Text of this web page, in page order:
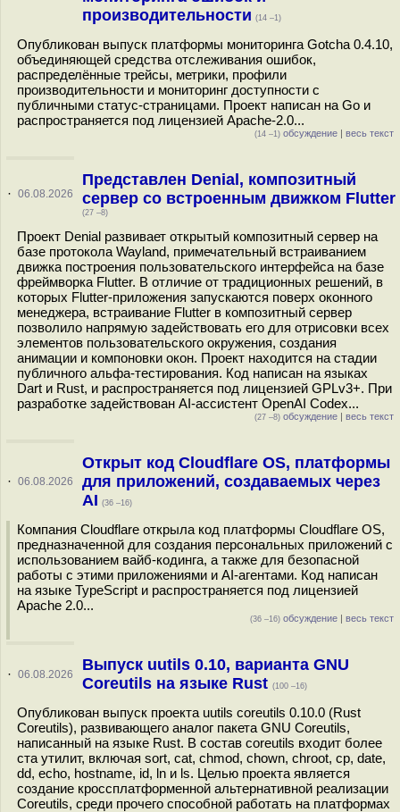
производительности (14 –1)
Опубликован выпуск платформы мониторинга Gotcha 0.4.10,
объединяющей средства отслеживания ошибок,
распределённые трейсы, метрики, профили
производительности и мониторинг доступности с
публичными статус-страницами. Проект написан на Go и
распространяется под лицензией Apache-2.0...
(14 –1) обсуждение | весь текст
· 06.08.2026
Представлен Denial, композитный
сервер со встроенным движком Flutter
(27 –8)
Проект Denial развивает открытый композитный сервер на
базе протокола Wayland, примечательный встраиванием
движка построения пользовательского интерфейса на базе
фреймворка Flutter. В отличие от традиционных решений, в
которых Flutter-приложения запускаются поверх оконного
менеджера, встраивание Flutter в композитный сервер
позволило напрямую задействовать его для отрисовки всех
элементов пользовательского окружения, создания
анимации и компоновки окон. Проект находится на стадии
публичного альфа-тестирования. Код написан на языках
Dart и Rust, и распространяется под лицензией GPLv3+. При
разработке задействован AI-ассистент OpenAI Codex...
(27 –8) обсуждение | весь текст
· 06.08.2026
Открыт код Cloudflare OS, платформы
для приложений, создаваемых через
AI (36 –16)
Компания Cloudflare открыла код платформы Cloudflare OS,
предназначенной для создания персональных приложений с
использованием вайб-кодинга, а также для безопасной
работы с этими приложениями и AI-агентами. Код написан
на языке TypeScript и распространяется под лицензией
Apache 2.0...
(36 –16) обсуждение | весь текст
· 06.08.2026
Выпуск uutils 0.10, варианта GNU
Coreutils на языке Rust (100 –16)
Опубликован выпуск проекта uutils coreutils 0.10.0 (Rust
Coreutils), развивающего аналог пакета GNU Coreutils,
написанный на языке Rust. В состав coreutils входит более
ста утилит, включая sort, cat, chmod, chown, chroot, cp, date,
dd, echo, hostname, id, ln и ls. Целью проекта является
создание кроссплатформенной альтернативной реализации
Coreutils, среди прочего способной работать на платформах